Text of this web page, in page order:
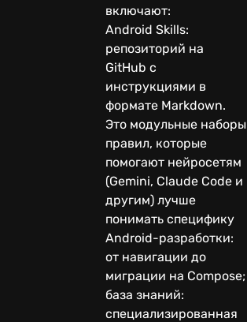
включают:
Android Skills:
репозиторий на
GitHub с
инструкциями в
формате Markdown.
Это модульные наборы
правил, которые
помогают нейросетям
(Gemini, Claude Code и
другим) лучше
понимать специфику
Android-разработки:
от навигации до
миграции на Compose;
база знаний:
специализированная